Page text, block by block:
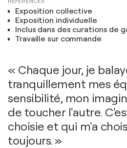
Exposition collective
Exposition individuelle
Inclus dans des curations de
Travaille sur commande
« Chaque jour, je
tranquillement mes
sensibilité, mon
de toucher l'autre.
choisie et qui m'a
toujours. »